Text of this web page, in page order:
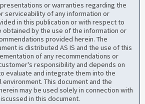
or warranties regarding the
serviceability of any information or
in this publication or with respect to
obtained by the use of the information or
provided herein. The
is distributed AS IS and the use of this
of any recommendations or
responsibility and depends on
evaluate and integrate them into the
This document and the
may be used solely in connection with
in this document.